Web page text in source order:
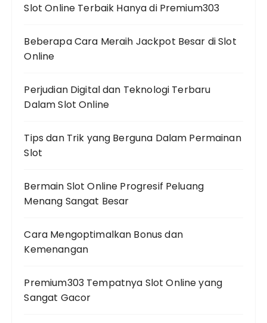
Slot Online Terbaik Hanya di Premium303
Beberapa Cara Meraih Jackpot Besar di Slot
Online
Perjudian Digital dan Teknologi Terbaru
Dalam Slot Online
Tips dan Trik yang Berguna Dalam Permainan
Slot
Bermain Slot Online Progresif Peluang
Menang Sangat Besar
Cara Mengoptimalkan Bonus dan
Kemenangan
Premium303 Tempatnya Slot Online yang
Sangat Gacor